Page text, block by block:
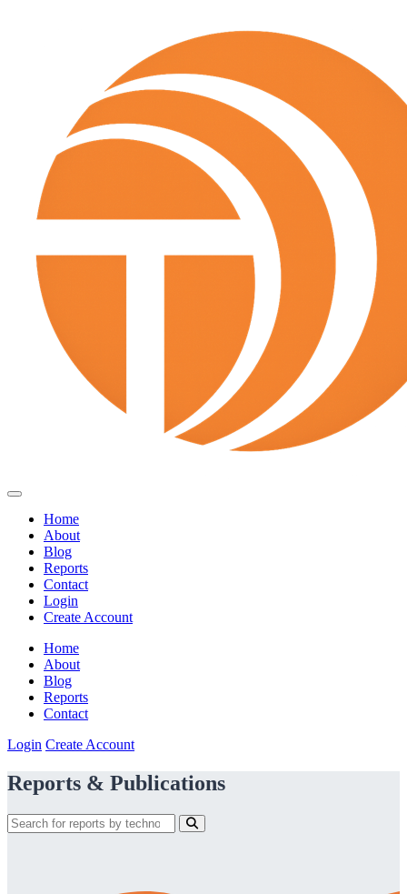
Home
About
Blog
Reports
Contact
Login
Create Account
Home
About
Blog
Reports
Contact
Login Create Account
Reports & Publications